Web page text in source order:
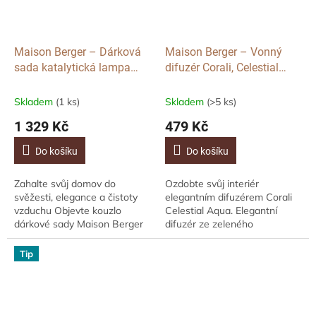
Maison Berger – Dárková
sada katalytická lampa
zelená, 250 ml
Skladem (1 ks)
1 329 Kč
Do košíku
Zahalte svůj domov do
svěžesti, elegance a čistoty
vzduchu Objevte kouzlo
dárkové sady Maison Berger
Corali Celestial Aqua, která
propojuje francouzský design,
jedinečnou...
Maison Berger – Vonný
difuzér Corali, Celestial
květinová vůně), 100 ml
Skladem (>5 ks)
479 Kč
Do košíku
Ozdobte svůj interiér
elegantním difuzérem Corali
Celestial Aqua. Elegantní
difuzér ze zeleného
transparentního lakovaného
Tip